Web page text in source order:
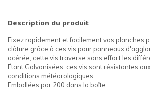
Description du produit
Fixez rapidement et facilement vos planches
clôture grâce à ces vis pour panneaux
acérée, cette vis traverse sans effort les
Étant Galvanisées, ces vis sont résistantes
conditions météorologiques.
Emballées par 200 dans la boîte.